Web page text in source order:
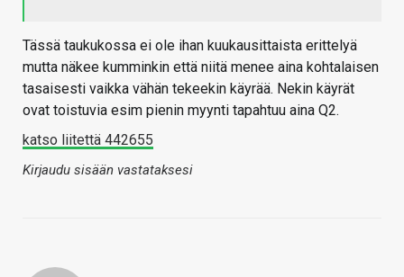
Tässä taukukossa ei ole ihan kuukausittaista erittelyä
mutta näkee kumminkin että niitä menee aina kohtalaisen
tasaisesti vaikka vähän tekeekin käyrää. Nekin käyrät
ovat toistuvia esim pienin myynti tapahtuu aina Q2.
katso liitettä 442655
Kirjaudu sisään vastataksesi